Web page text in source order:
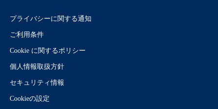
プライバシーに関する通知
ご利用条件
Cookie に関するポリシー
個人情報取扱方針
セキュリティ情報
Cookieの設定